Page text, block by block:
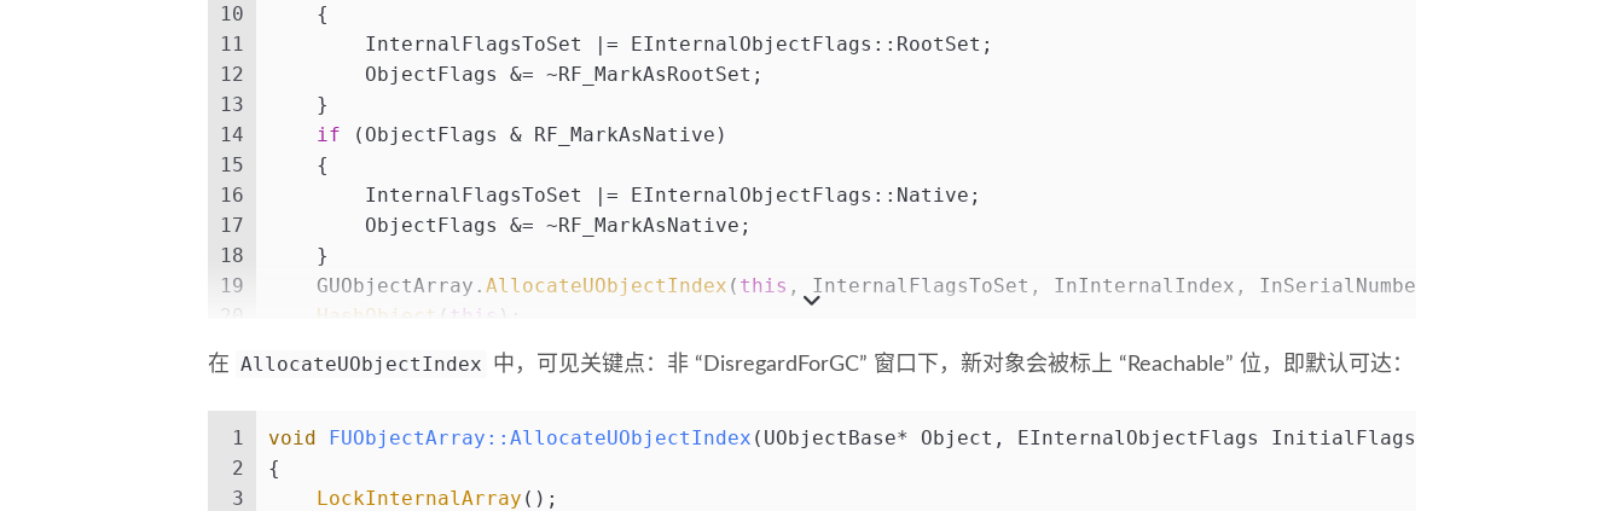
10
11
12
13
14
15
16
17
18
19
20
    {
        InternalFlagsToSet |= EInternalObjectFlags::RootSet;
        ObjectFlags &= ~RF_MarkAsRootSet;
    }
if (ObjectFlags & RF_MarkAsNative)
    {
        InternalFlagsToSet |= EInternalObjectFlags::Native;
        ObjectFlags &= ~RF_MarkAsNative;
    }
    GUObjectArray.
AllocateUObjectIndex ( this , InternalFlagsToSet, InInternalIndex, InSerialNumber, InRemoteId);
HashObject ( this );
在 AllocateUObjectIndex 中，可见关键点：非 “DisregardForGC” 窗口下，新对象会被标上 “Reachable” 位，即默认可达：
1
2
3
void FUObjectArray::AllocateUObjectIndex (UObjectBase* Object, EInternalObjectFlags InitialFlags, int32
{
LockInternalArray ();